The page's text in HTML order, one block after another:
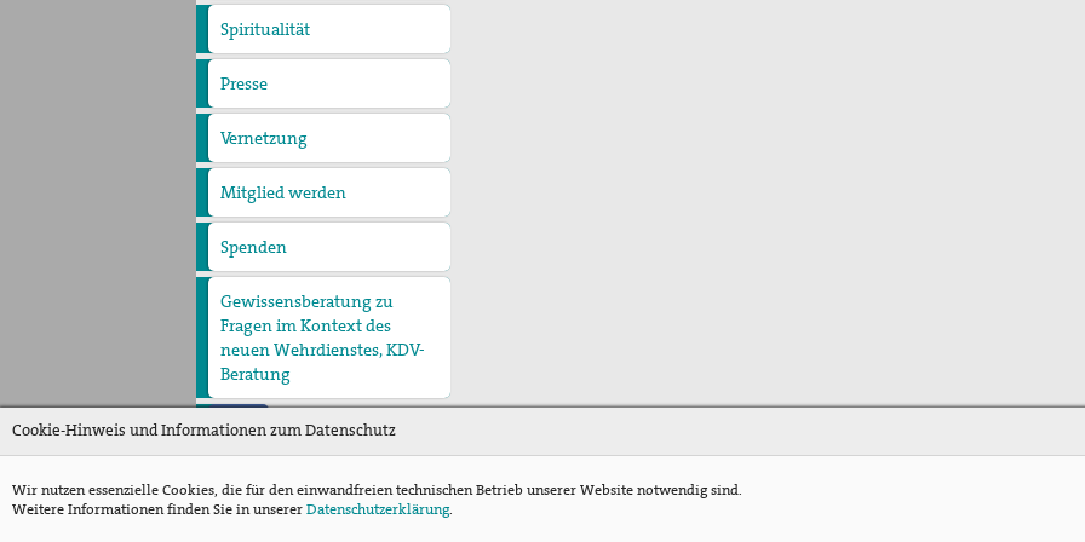
Spiritualität
Quartalgottesdienst mit
pax christi
Ulrichsfriedensgottesdienst
Max Josef Metzger-
Texte und Gebete
Presse
Presseberichte
Pressemitteilungen
Vernetzung
Mitglied werden
Spenden
Gewissensberatung zu
Fragen im Kontext des
neuen Wehrdienstes, KDV-
Beratung
Cookie-Hinweis und Informationen zum Datenschutz
Wir nutzen essenzielle Cookies, die für den einwandfreien technischen Betrieb unserer Website notwendig sind.
Weitere Informationen finden Sie in unsererDatenschutzerklärung.